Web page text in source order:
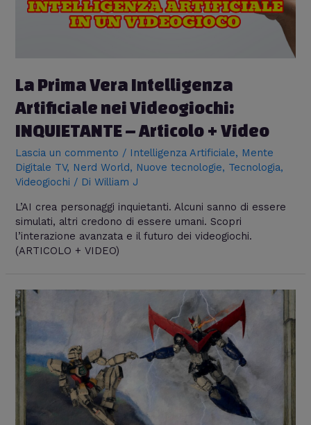
La Prima Vera Intelligenza
Artificiale nei Videogiochi:
INQUIETANTE – Articolo + Video
Lascia un commento / Intelligenza Artificiale, Mente
Digitale TV, Nerd World, Nuove tecnologie, Tecnologia,
Videogiochi / DiWilliam J
L’AI crea personaggi inquietanti. Alcuni sanno di essere
simulati, altri credono di essere umani. Scopri
l’interazione avanzata e il futuro dei videogiochi.
(ARTICOLO + VIDEO)
Michelangelo
Project:
Robottoni
come
quadri
classici